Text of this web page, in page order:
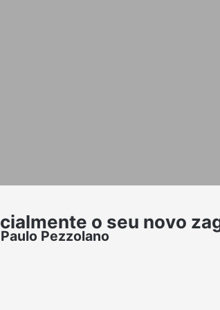
o seu novo
Pezzolano